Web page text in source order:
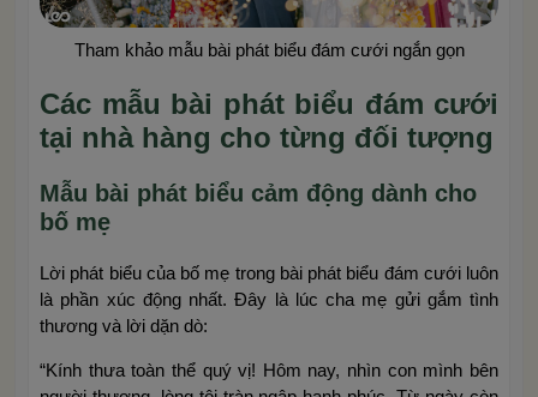
Tham khảo mẫu bài phát biểu đám cưới ngắn gọn
Các mẫu bài phát biểu đám cưới
tại nhà hàng cho từng đối tượng
Mẫu bài phát biểu cảm động dành cho
bố mẹ
Lời phát biểu của bố mẹ trong bài phát biểu đám cưới luôn
là phần xúc động nhất. Đây là lúc cha mẹ gửi gắm tình
thương và lời dặn dò:
“Kính thưa toàn thể quý vị! Hôm nay, nhìn con mình bên